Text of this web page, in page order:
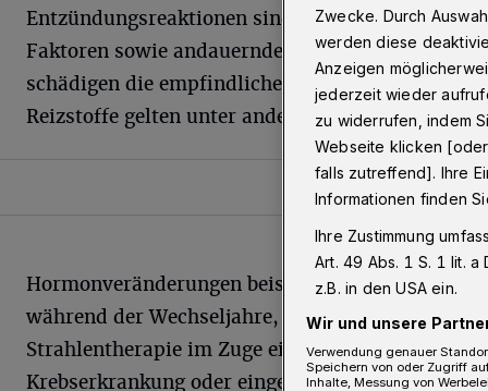
Entzündungsreaktionen sind vielmehr äußere
Faktoren sowie andauernde Reizungen. Sie
schädigen die empfindliche
Schleimhaut . Als
Reizstoffe gelten unter anderem:[4]
Hormonveränderungen beispielsweise
während der Wechseljahre, Heuschnupfen,
Strahlentherapie im Zuge einer
Krebserkrankung oder eingeschränkte
Zwecke. Durch
werden diese
Anzeigen
jederzeit wieder
zu widerrufen, indem
Webseite klicken
falls zutreffend]. Ihre
Informationen finden
Ihre Zustimmung
Art. 49 Abs. 1 S. 1 lit.
z.B. in den USA ein.
Wir und unsere
Verwendung genauer
Speichern von oder Zugriff
Inhalte, Messung von